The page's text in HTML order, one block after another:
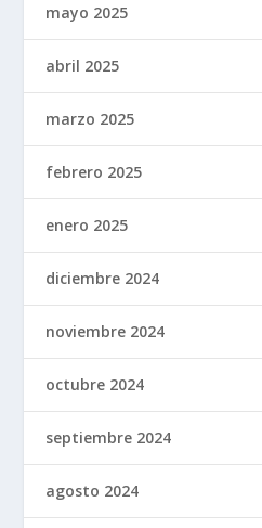
mayo 2025
abril 2025
marzo 2025
febrero 2025
enero 2025
diciembre 2024
noviembre 2024
octubre 2024
septiembre 2024
agosto 2024